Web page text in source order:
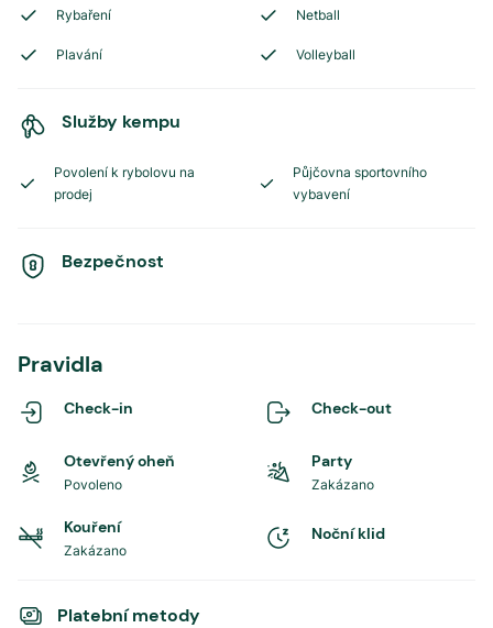
Rybaření Netball
Plavání Volleyball
Služby kempu
Povolení k rybolovu na
prodej
Půjčovna sportovního
vybavení
Bezpečnost
Pravidla
Check-in Check-out
Otevřený oheň
Povoleno
Party
Zakázano
Kouření
Zakázano
Noční klid
Platební metody